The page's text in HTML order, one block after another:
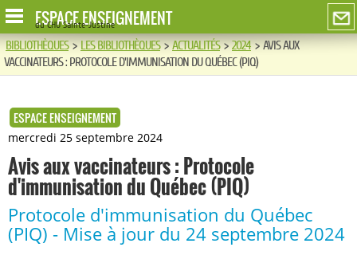
ESPACE ENSEIGNEMENT
du CHU Sainte-Justine
BIBLIOTHÈQUES>LES BIBLIOTHÈQUES>ACTUALITÉS>2024>AVIS AUX
VACCINATEURS : PROTOCOLE D'IMMUNISATION DU QUÉBEC (PIQ)
ESPACE ENSEIGNEMENT
mercredi 25 septembre 2024
Avis aux vaccinateurs : Protocole
d'immunisation du Québec (PIQ)
Protocole d'immunisation du Québec
(PIQ) - Mise à jour du 24 septembre 2024